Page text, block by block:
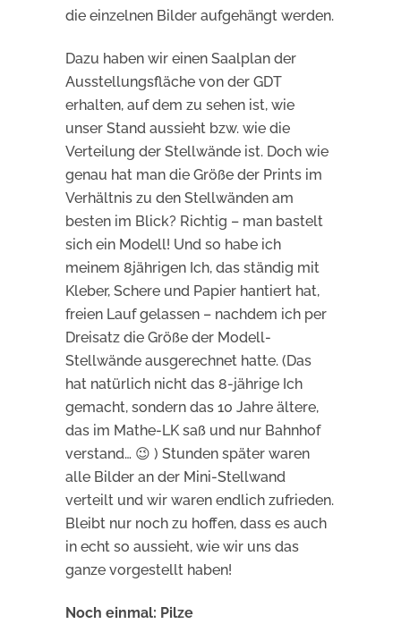
die einzelnen Bilder aufgehängt werden.
Dazu haben wir einen Saalplan der
Ausstellungsfläche von der GDT
erhalten, auf dem zu sehen ist, wie
unser Stand aussieht bzw. wie die
Verteilung der Stellwände ist. Doch wie
genau hat man die Größe der Prints im
Verhältnis zu den Stellwänden am
besten im Blick? Richtig – man bastelt
sich ein Modell! Und so habe ich
meinem 8jährigen Ich, das ständig mit
Kleber, Schere und Papier hantiert hat,
freien Lauf gelassen – nachdem ich per
Dreisatz die Größe der Modell-
Stellwände ausgerechnet hatte. (Das
hat natürlich nicht das 8-jährige Ich
gemacht, sondern das 10 Jahre ältere,
das im Mathe-LK saß und nur Bahnhof
verstand… 😉 ) Stunden später waren
alle Bilder an der Mini-Stellwand
verteilt und wir waren endlich zufrieden.
Bleibt nur noch zu hoffen, dass es auch
in echt so aussieht, wie wir uns das
ganze vorgestellt haben!
Noch einmal: Pilze